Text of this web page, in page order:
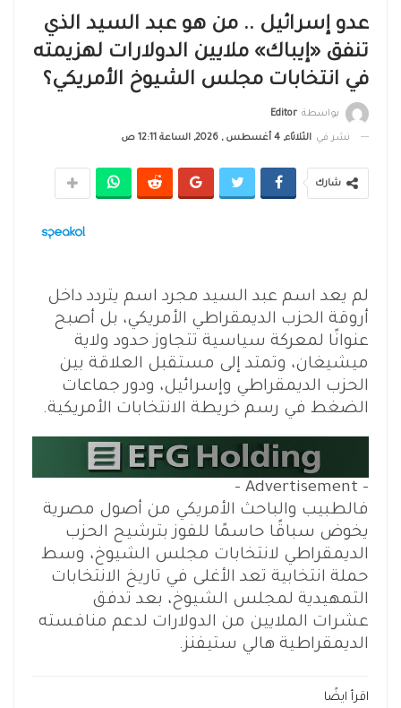
عدو إسرائيل .. من هو عبد السيد الذي
تنفق «إيباك» ملايين الدولارات لهزيمته
في انتخابات مجلس الشيوخ الأمريكي؟
بواسطة Editor
نشر في الثلاثاء, 4 أغسطس , 2026, الساعة 12:11 ص
شارك
لم يعد اسم عبد السيد مجرد اسم يتردد داخل
أروقة الحزب الديمقراطي الأمريكي، بل أصبح
عنوانًا لمعركة سياسية تتجاوز حدود ولاية
ميشيغان، وتمتد إلى مستقبل العلاقة بين
الحزب الديمقراطي وإسرائيل، ودور جماعات
الضغط في رسم خريطة الانتخابات الأمريكية.
- Advertisement -
فالطبيب والباحث الأمريكي من أصول مصرية
يخوض سباقًا حاسمًا للفوز بترشيح الحزب
الديمقراطي لانتخابات مجلس الشيوخ، وسط
حملة انتخابية تعد الأغلى في تاريخ الانتخابات
التمهيدية لمجلس الشيوخ، بعد تدفق
عشرات الملايين من الدولارات لدعم منافسته
الديمقراطية هالي ستيفنز.
اقرأ ايضًا